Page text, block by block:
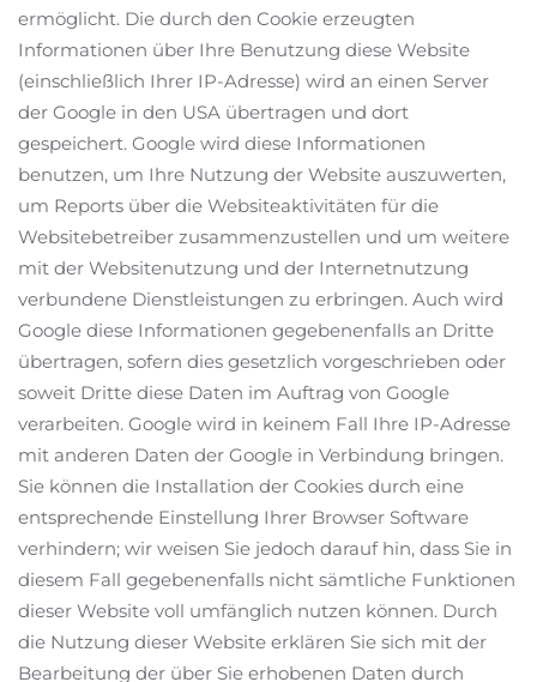
ermöglicht. Die durch den Cookie erzeugten
Informationen über Ihre Benutzung diese Website
(einschließlich Ihrer IP-Adresse) wird an einen Server
der Google in den USA übertragen und dort
gespeichert. Google wird diese Informationen
benutzen, um Ihre Nutzung der Website auszuwerten,
um Reports über die Websiteaktivitäten für die
Websitebetreiber zusammenzustellen und um weitere
mit der Websitenutzung und der Internetnutzung
verbundene Dienstleistungen zu erbringen. Auch wird
Google diese Informationen gegebenenfalls an Dritte
übertragen, sofern dies gesetzlich vorgeschrieben oder
soweit Dritte diese Daten im Auftrag von Google
verarbeiten. Google wird in keinem Fall Ihre IP-Adresse
mit anderen Daten der Google in Verbindung bringen.
Sie können die Installation der Cookies durch eine
entsprechende Einstellung Ihrer Browser Software
verhindern; wir weisen Sie jedoch darauf hin, dass Sie in
diesem Fall gegebenenfalls nicht sämtliche Funktionen
dieser Website voll umfänglich nutzen können. Durch
die Nutzung dieser Website erklären Sie sich mit der
Bearbeitung der über Sie erhobenen Daten durch